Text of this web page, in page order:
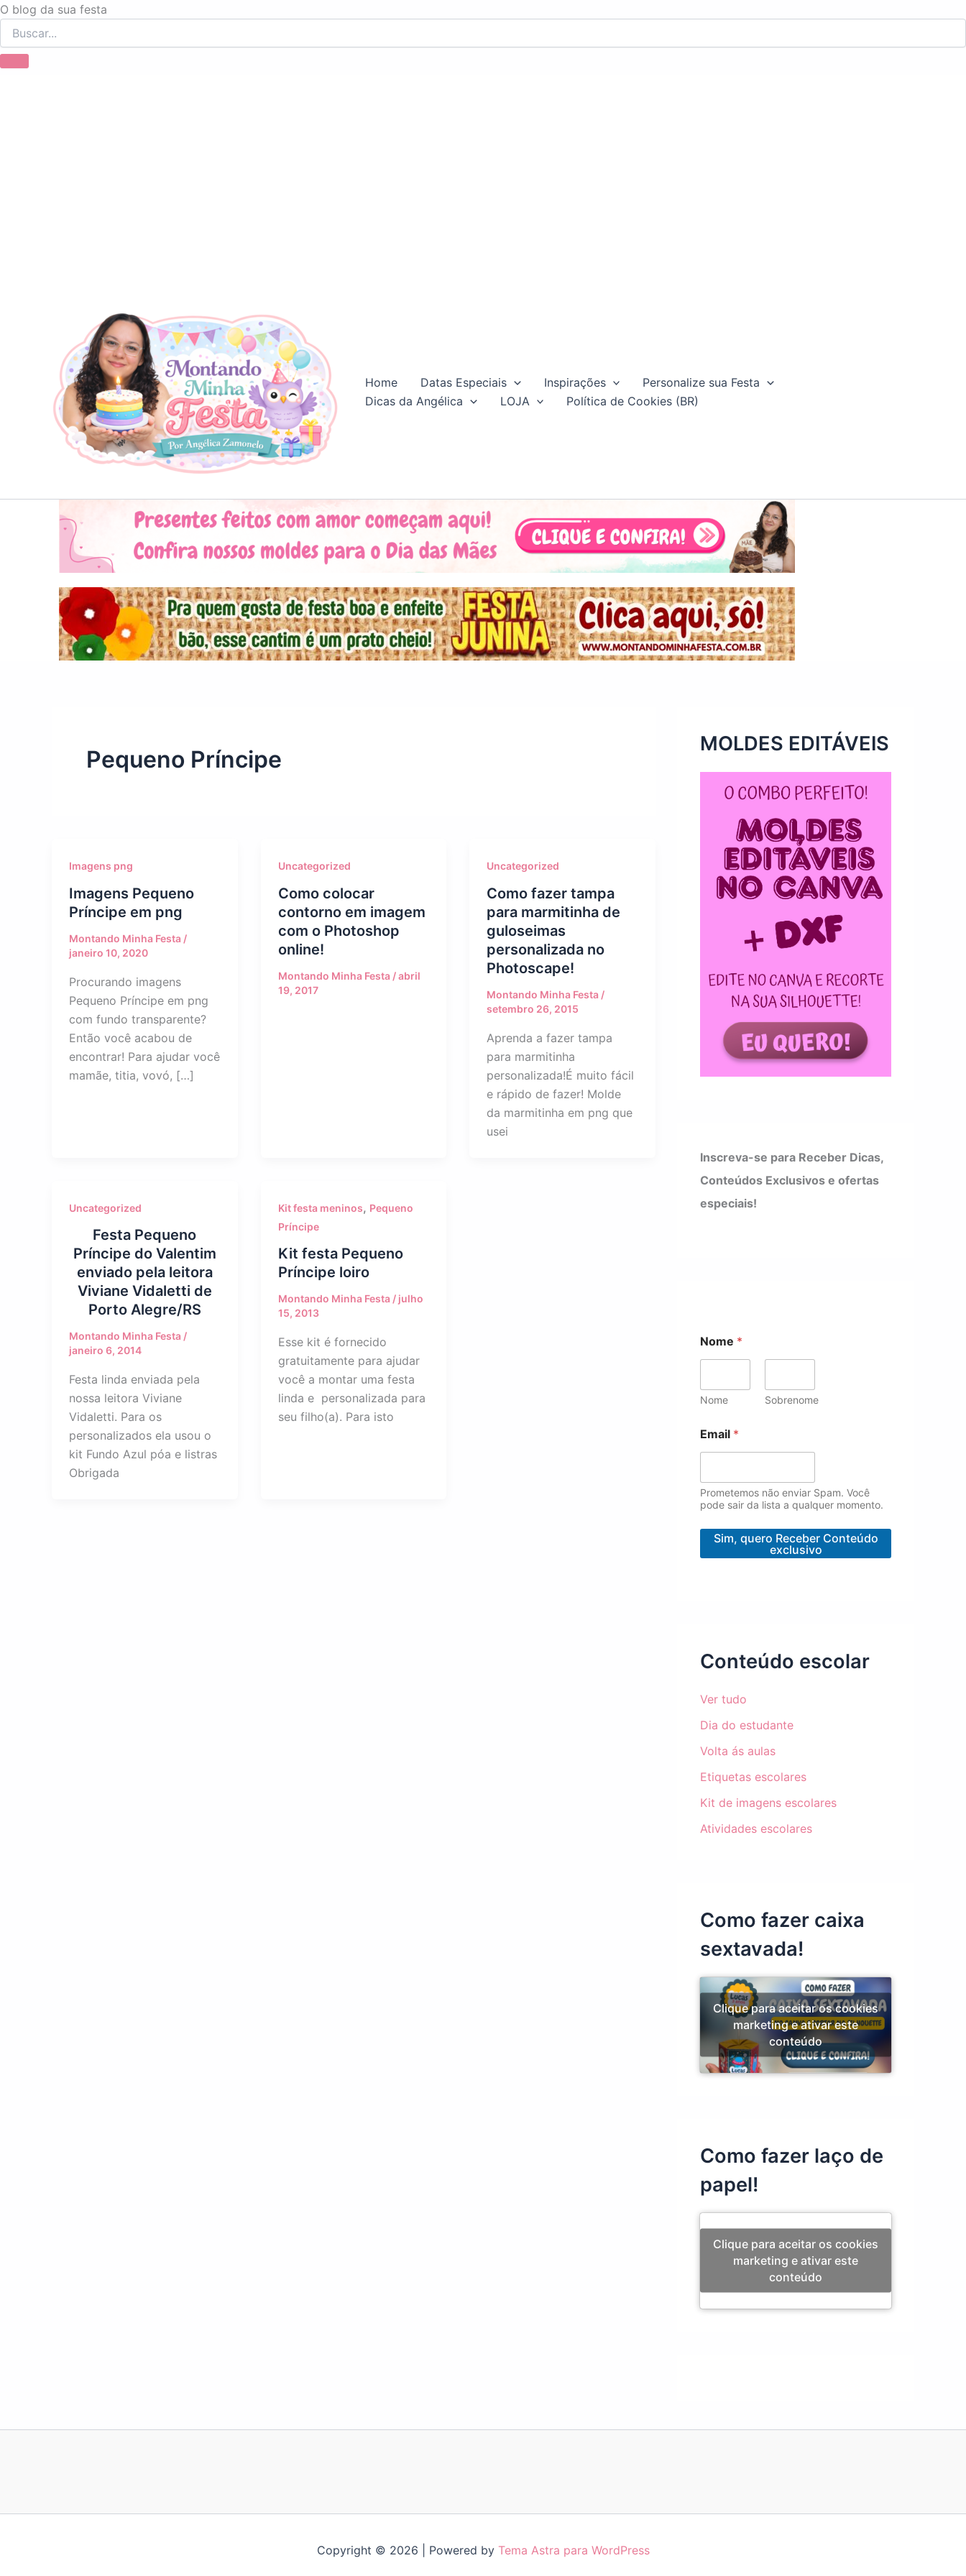
O blog da sua festa
Ir
para
o
conteúdo
Home Datas Especiais Inspirações
Personalize sua Festa
Dicas da Angélica
LOJA Política de Cookies (BR)
Pequeno Príncipe
Imagens png
Imagens Pequeno
Príncipe em png
Montando Minha Festa /
janeiro 10, 2020
Procurando imagens
Pequeno Príncipe em png
com fundo transparente?
Então você acabou de
encontrar! Para ajudar você
mamãe, titia, vovó, […]
Uncategorized
Como colocar
contorno em imagem
com o Photoshop
online!
Montando Minha Festa /abril
19, 2017
Uncategorized
Como fazer tampa
para marmitinha de
guloseimas
personalizada no
Photoscape!
Montando Minha Festa /
setembro 26, 2015
Aprenda a fazer tampa
para marmitinha
personalizada!É muito fácil
e rápido de fazer! Molde
da marmitinha em png que
usei
Uncategorized
Festa Pequeno
Príncipe do Valentim
enviado pela leitora
Viviane Vidaletti de
Porto Alegre/RS
Montando Minha Festa /
janeiro 6, 2014
Festa linda enviada pela
nossa leitora Viviane
Vidaletti. Para os
personalizados ela usou o
kit Fundo Azul póa e listras
Obrigada
Kit festa meninos, Pequeno
Príncipe
Kit festa Pequeno
Príncipe loiro
Montando Minha Festa / julho
15, 2013
Esse kit é fornecido
gratuitamente para ajudar
você a montar uma festa
linda e personalizada para
seu filho(a). Para isto
MOLDES EDITÁVEIS
Inscreva-se para Receber Dicas,
Conteúdos Exclusivos e ofertas
especiais!
Nome *
Nome Sobrenome
m
a
l
*
N
m
Email *
Prometemos não enviar Spam. Você
pode sair da lista a qualquer momento.
Sim, quero Receber Conteúdo
exclusivo
Conteúdo escolar
Ver tudo
Dia do estudante
Volta ás aulas
Etiquetas escolares
Kit de imagens escolares
Atividades escolares
Como fazer caixa
sextavada!
Clique para aceitar os cookies
marketing e ativar este
conteúdo
Como fazer laço de
papel!
Clique para aceitar os cookies
marketing e ativar este
conteúdo
Copyright © 2026 | Powered by Tema Astra para WordPress